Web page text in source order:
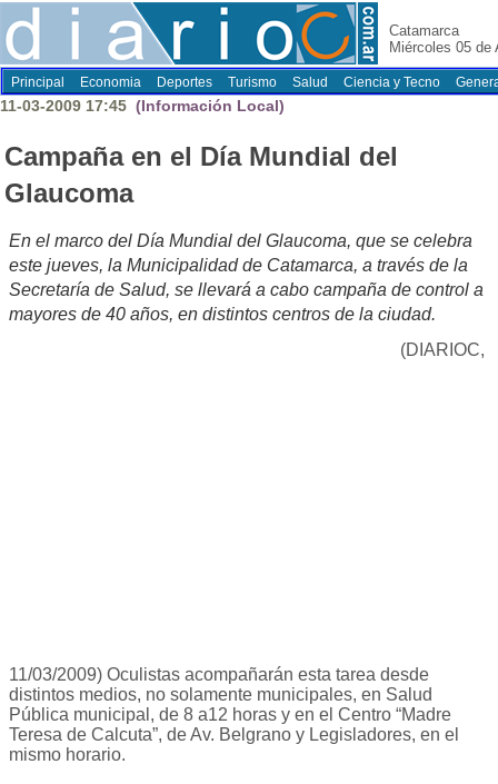
Catamarca
Miércoles 05 de
Principal Economia Deportes Turismo Salud Ciencia y Tecno
11-03-2009 17:45 (Información Local)
Campaña en el Día Mundial del
Glaucoma
En el marco del Día Mundial del Glaucoma, que se celebra
este jueves, la Municipalidad de Catamarca, a través de la
Secretaría de Salud, se llevará a cabo campaña de control a
mayores de 40 años, en distintos centros de la ciudad.
(DIARIOC,
11/03/2009) Oculistas acompañarán esta tarea desde
distintos medios, no solamente municipales, en Salud
Pública municipal, de 8 a12 horas y en el Centro “Madre
Teresa de Calcuta”, de Av. Belgrano y Legisladores, en el
mismo horario.